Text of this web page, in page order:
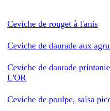
Ceviche de rouget à l'anis
Ceviche de daurade aux
Ceviche de daurade
L'OR
Ceviche de poulpe, salsa